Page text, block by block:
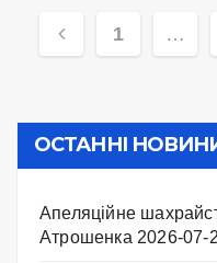
Навігація
1 …
ОСТАННІ
Апеляційне
Атрошенка 2026-07-